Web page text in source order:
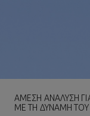
ΑΜΕΣΗ ΑΝΑΛΥΣΗ
ΜΕ ΤΗ ΔΥΝΑΜΗ ΤΟΥ